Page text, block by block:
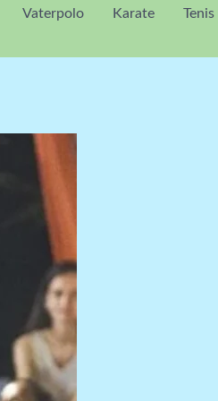
Vaterpolo Karate Tenis